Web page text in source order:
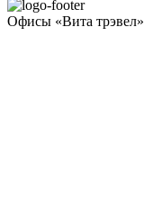
Офисы «Вита трэвел»